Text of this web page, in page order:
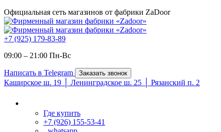
Официальная сеть магазинов от фабрики ZaDoor
+7 (925) 179-83-89
09:00 – 21:00 Пн-Вc
Написать в Telegram Заказать звонок
Каширское ш. 19 │ Ленинградское ш. 25 │ Рязанский п. 2
Где купить
+7 (926) 155-53-41